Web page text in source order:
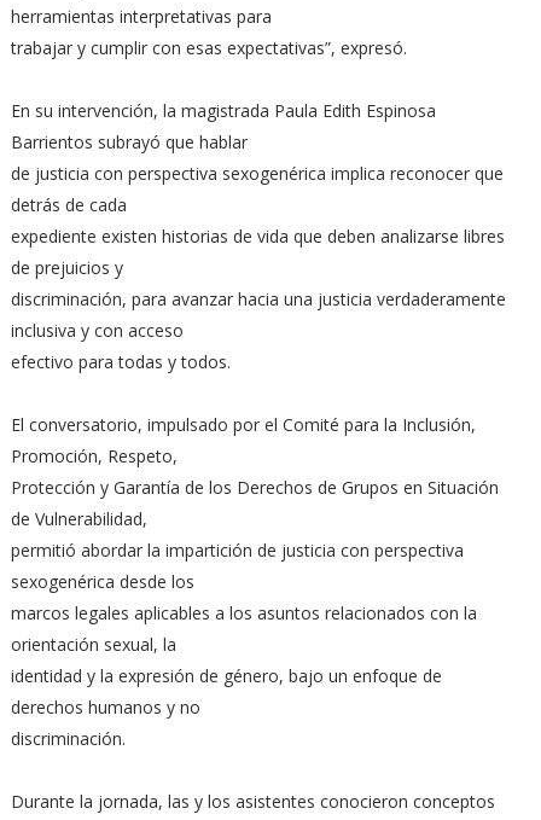
herramientas interpretativas para
trabajar y cumplir con esas expectativas”, expresó.
En su intervención, la magistrada Paula Edith Espinosa
Barrientos subrayó que hablar
de justicia con perspectiva sexogenérica implica reconocer que
detrás de cada
expediente existen historias de vida que deben analizarse libres
de prejuicios y
discriminación, para avanzar hacia una justicia verdaderamente
inclusiva y con acceso
efectivo para todas y todos.
El conversatorio, impulsado por el Comité para la Inclusión,
Promoción, Respeto,
Protección y Garantía de los Derechos de Grupos en Situación
de Vulnerabilidad,
permitió abordar la impartición de justicia con perspectiva
sexogenérica desde los
marcos legales aplicables a los asuntos relacionados con la
orientación sexual, la
identidad y la expresión de género, bajo un enfoque de
derechos humanos y no
discriminación.
Durante la jornada, las y los asistentes conocieron conceptos